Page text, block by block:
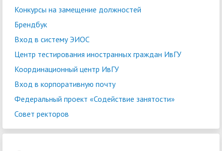
Конкурсы на замещение должностей
Брендбук
Вход в систему ЭИОС
Центр тестирования иностранных граждан ИвГУ
Координационный центр ИвГУ
Вход в корпоративную почту
Федеральный проект «Содействие занятости»
Совет ректоров